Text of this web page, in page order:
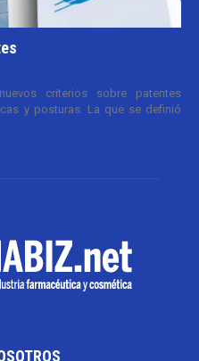
criterios sobre patentes
y posturas. La que se definió